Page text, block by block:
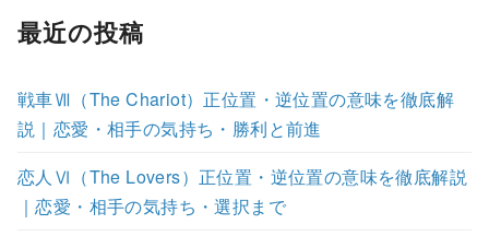
最近の投稿
戦車Ⅶ（The Chariot）正位置・逆位置の意味を徹底解
説｜恋愛・相手の気持ち・勝利と前進
恋人Ⅵ（The Lovers）正位置・逆位置の意味を徹底解説
｜恋愛・相手の気持ち・選択まで